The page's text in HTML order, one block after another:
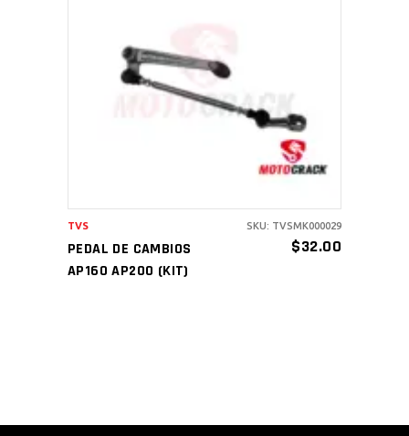
AÑADIR AL CARRITO
PEDAL DE CAMBIOS
AP160 AP200 (KIT)
$32.00
TVS SKU: TVSMK000029